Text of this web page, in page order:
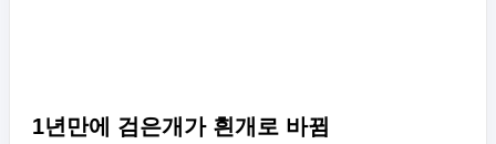
1년만에 검은개가 흰개로 바뀜